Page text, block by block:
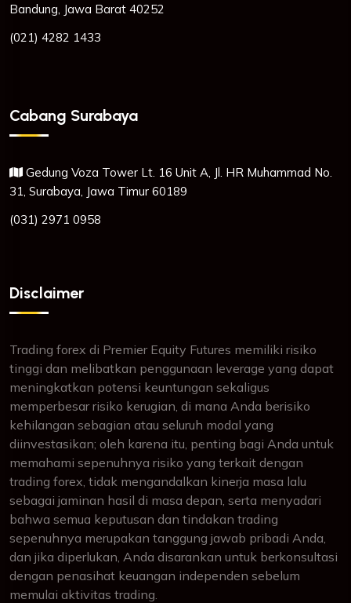
Bandung, Jawa Barat 40252
(021) 4282 1433
Cabang Surabaya
Gedung Voza Tower Lt. 16 Unit A, Jl. HR Muhammad No.
31, Surabaya, Jawa Timur 60189
(031) 2971 0958
Disclaimer
Trading forex di Premier Equity Futures memiliki risiko
tinggi dan melibatkan penggunaan leverage yang dapat
meningkatkan potensi keuntungan sekaligus
memperbesar risiko kerugian, di mana Anda berisiko
kehilangan sebagian atau seluruh modal yang
diinvestasikan; oleh karena itu, penting bagi Anda untuk
memahami sepenuhnya risiko yang terkait dengan
trading forex, tidak mengandalkan kinerja masa lalu
sebagai jaminan hasil di masa depan, serta menyadari
bahwa semua keputusan dan tindakan trading
sepenuhnya merupakan tanggung jawab pribadi Anda,
dan jika diperlukan, Anda disarankan untuk berkonsultasi
dengan penasihat keuangan independen sebelum
memulai aktivitas trading.